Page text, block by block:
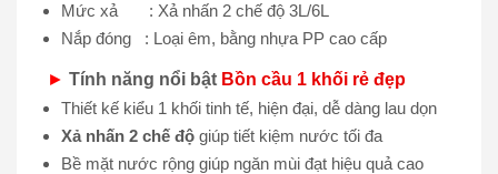
Mức xả : Xả nhấn 2 chế độ 3L/6L
Nắp đóng : Loại êm, bằng nhựa PP cao cấp
► Tính năng nổi bật Bồn cầu 1 khối rẻ đẹp
Thiết kế kiểu 1 khối tinh tế, hiện đại, dễ dàng lau dọn
Xả nhấn 2 chế độ giúp tiết kiệm nước tối đa
Bề mặt nước rộng giúp ngăn mùi đạt hiệu quả cao